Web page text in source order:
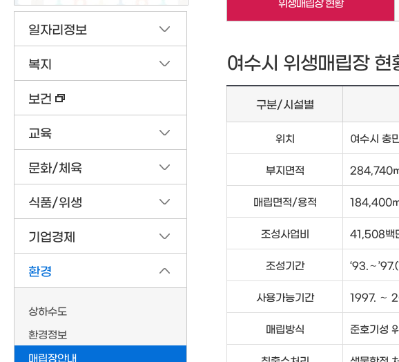
일자리정보
복지
보건
교육
문화/체육
식품/위생
기업경제
환경
상하수도
환경정보
매립장안내
위생매립장 현황
여수시 위생매립장 현
구분/시설별
위치 여수시 충
부지면적 284,740
매립면적/용적 184,400
조성사업비 41,508백
조성기간
사용가능기간 1997. ∼
매립방식 준호기성